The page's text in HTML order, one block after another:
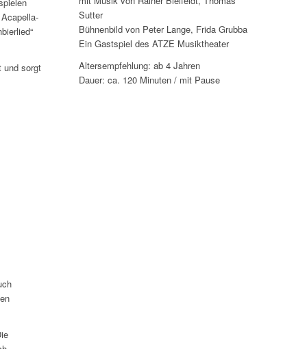
und sorgt
Sutter
Bühnenbild von Peter Lange, Frida Grubba
Ein Gastspiel des ATZE Musiktheater
Altersempfehlung: ab 4 Jahren
Dauer: ca. 120 Minuten / mit Pause